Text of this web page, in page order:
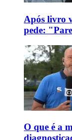
Após livro
pede:
O que é a